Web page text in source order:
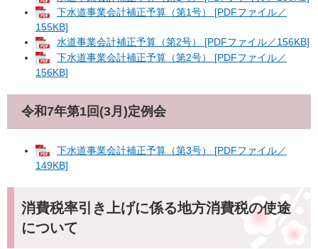
下水道事業会計補正予算（第1号） [PDFファイル／
155KB]
水道事業会計補正予算（第2号） [PDFファイル／156KB]
下水道事業会計補正予算（第2号） [PDFファイル／
156KB]
令和7年第1回(3月)定例会
下水道事業会計補正予算（第3号） [PDFファイル／
149KB]
消費税率引き上げに係る地方消費税の使途
について